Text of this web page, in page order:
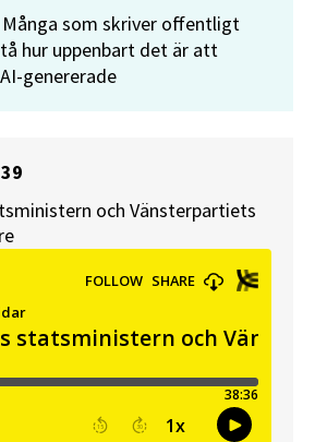
Många som skriver offentligt
hur uppenbart det är att
genererade
och Vänsterpartiets